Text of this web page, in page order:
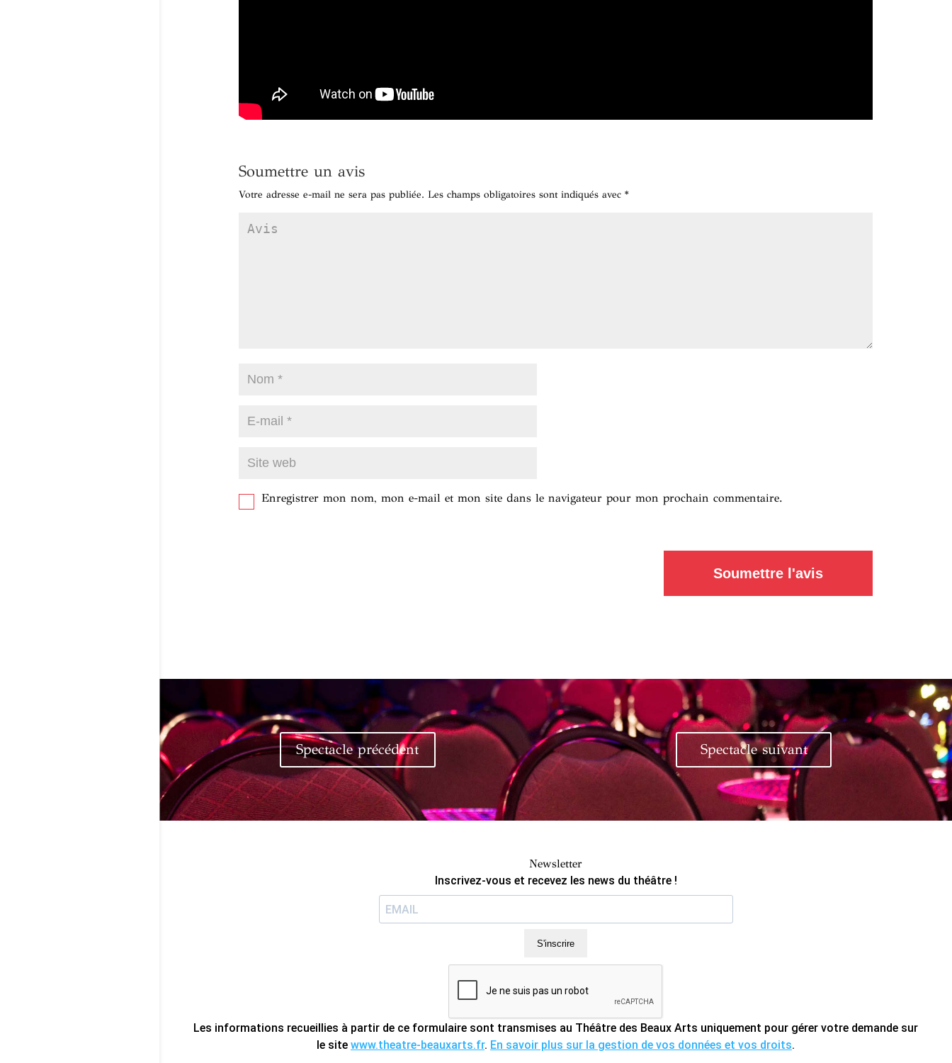
Soumettre un avis
Votre adresse e-mail ne sera pas publiée. Les champs obligatoires sont indiqués avec *
Enregistrer mon nom, mon e-mail et mon site dans le navigateur pour mon prochain commentaire.
Soumettre l'avis
Spectacle précédent Spectacle suivant
Newsletter
Inscrivez-vous et recevez les news du théâtre !
S'inscrire
Les informations recueillies à partir de ce formulaire sont transmises au Théâtre des Beaux Arts uniquement pour gérer votre demande sur
le site www.theatre-beauxarts.fr. En savoir plus sur la gestion de vos données et vos droits.